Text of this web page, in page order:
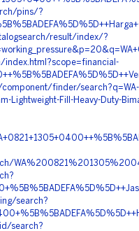
pins/?
result/index/?
finder/
Lightweight-Fill-Heavy-Duty-
search?
search?